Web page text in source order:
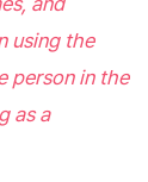
using the
person in the
as a